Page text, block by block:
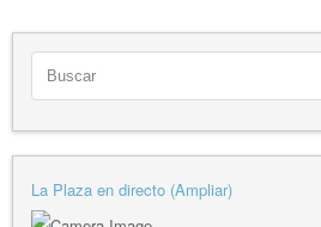
La Plaza en directo (Ampliar)